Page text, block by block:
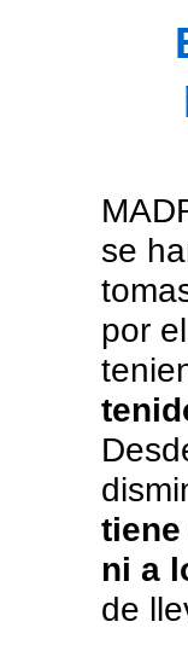
se
por
ni a
de